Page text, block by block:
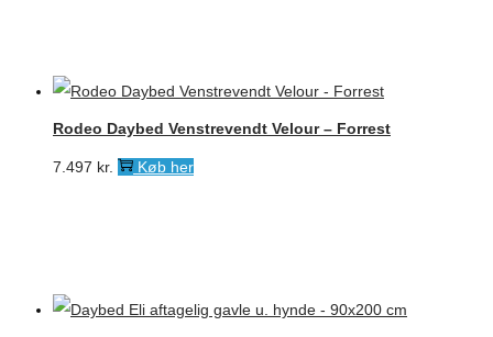
Rodeo Daybed Venstrevendt Velour – Forrest
7.497 kr. Køb her